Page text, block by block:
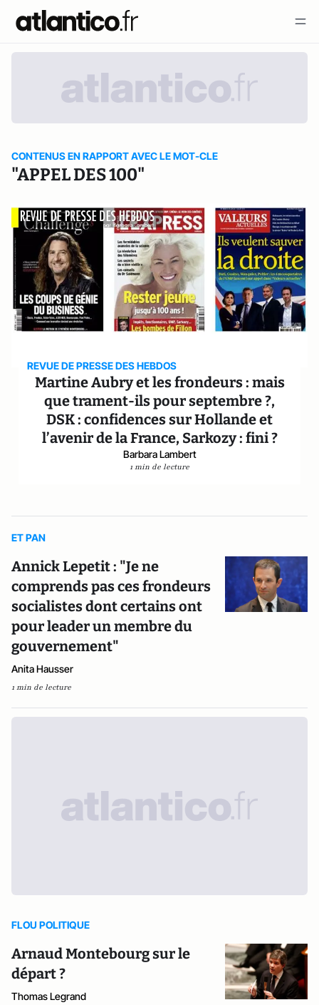
CONTENUS EN RAPPORT AVEC LE MOT-CLE
"APPEL DES 100"
REVUE DE PRESSE DES HEBDOS
Martine Aubry et les frondeurs : mais
que trament-ils pour septembre ?,
DSK : confidences sur Hollande et
l’avenir de la France, Sarkozy : fini ?
Barbara Lambert
1 min de lecture
ET PAN
Annick Lepetit : "Je ne
comprends pas ces frondeurs
socialistes dont certains ont
pour leader un membre du
gouvernement"
Anita Hausser
1 min de lecture
FLOU POLITIQUE
Arnaud Montebourg sur le
départ ?
Thomas Legrand